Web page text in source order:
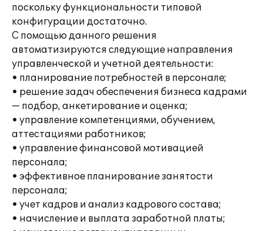
поскольку функциональности типовой
конфигурации достаточно.
С помощью данного решения
автоматизируются следующие направления
управленческой и учетной деятельности:
• планирование потребностей в персонале;
• решение задач обеспечения бизнеса кадрами
— подбор, анкетирование и оценка;
• управление компетенциями, обучением,
аттестациями работников;
• управление финансовой мотивацией
персонала;
• эффективное планирование занятости
персонала;
• учет кадров и анализ кадрового состава;
• начисление и выплата заработной платы;